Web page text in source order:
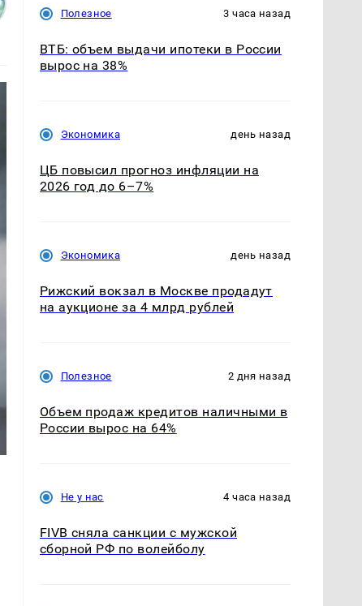
Полезное 3 часа назад
ВТБ: объем выдачи ипотеки в России
вырос на 38%
Экономика день назад
ЦБ повысил прогноз инфляции на
2026 год до 6–7%
Экономика день назад
Рижский вокзал в Москве продадут
на аукционе за 4 млрд рублей
Полезное 2 дня назад
Объем продаж кредитов наличными в
России вырос на 64%
Не у нас 4 часа назад
FIVB сняла санкции с мужской
сборной РФ по волейболу